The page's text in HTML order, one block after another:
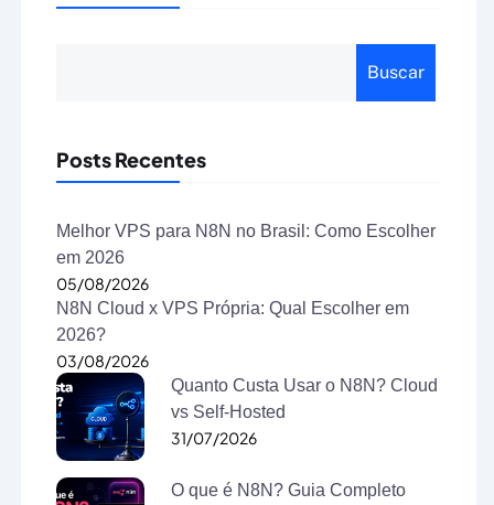
Buscar
Posts Recentes
Melhor VPS para N8N no Brasil: Como Escolher
em 2026
05/08/2026
N8N Cloud x VPS Própria: Qual Escolher em
2026?
03/08/2026
Quanto Custa Usar o N8N? Cloud
vs Self-Hosted
31/07/2026
O que é N8N? Guia Completo